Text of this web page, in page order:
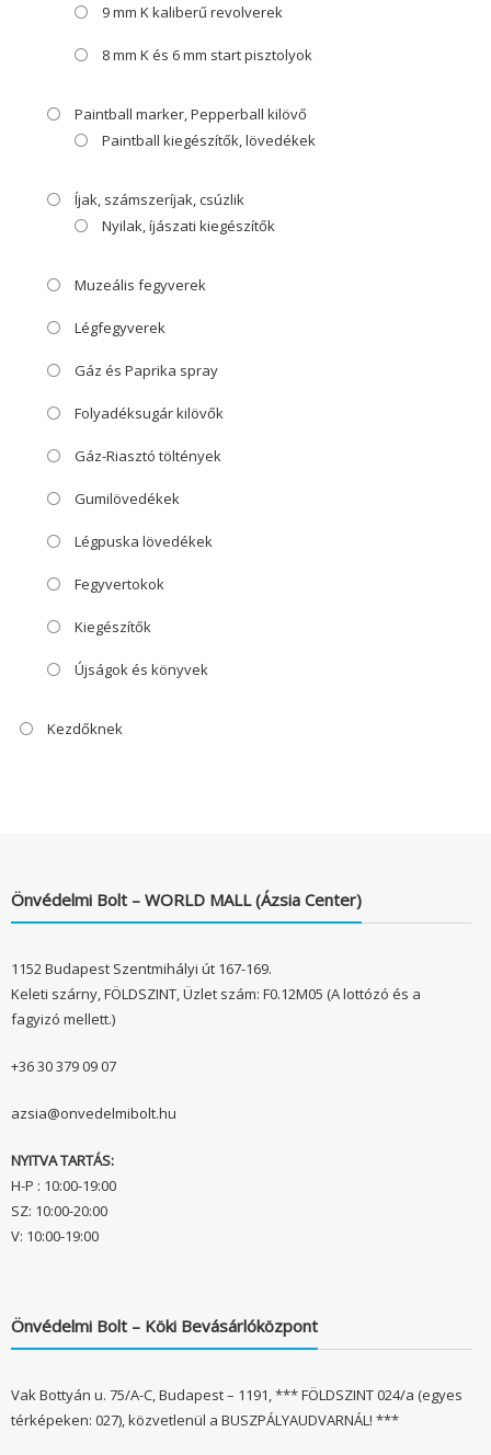
9 mm K kaliberű revolverek
8 mm K és 6 mm start pisztolyok
Paintball marker, Pepperball kilövő
Paintball kiegészítők, lövedékek
Íjak, számszeríjak, csúzlik
Nyilak, íjászati kiegészítők
Muzeális fegyverek
Légfegyverek
Gáz és Paprika spray
Folyadéksugár kilövők
Gáz-Riasztó töltények
Gumilövedékek
Légpuska lövedékek
Fegyvertokok
Kiegészítők
Újságok és könyvek
Kezdőknek
Önvédelmi Bolt – WORLD MALL (Ázsia Center)
1152 Budapest Szentmihályi út 167-169.
Keleti szárny, FÖLDSZINT, Üzlet szám: F0.12M05 (A lottózó és a
fagyizó mellett.)
+36 30 379 09 07
azsia@onvedelmibolt.hu
NYITVA TARTÁS:
H-P : 10:00-19:00
SZ: 10:00-20:00
V: 10:00-19:00
Önvédelmi Bolt – Köki Bevásárlóközpont
Vak Bottyán u. 75/A-C, Budapest – 1191, *** FÖLDSZINT 024/a (egyes
térképeken: 027), közvetlenül a BUSZPÁLYAUDVARNÁL! ***